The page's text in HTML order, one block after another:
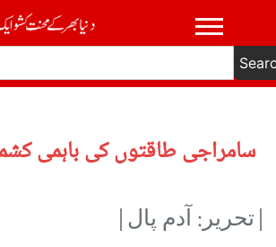
سامراجی طاقتوں کی باہمی
|تحریر: آدم پال|